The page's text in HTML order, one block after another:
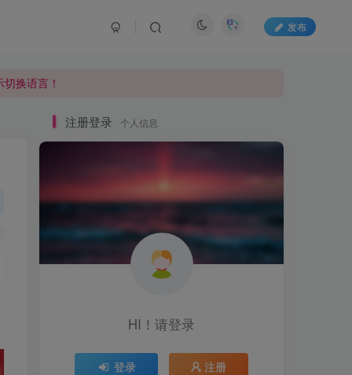
发布
换语言！
注册登录 个人信息
HI！请登录
登录 注册